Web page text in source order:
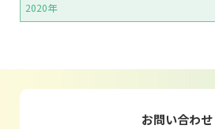
2020年
お問い合わせ